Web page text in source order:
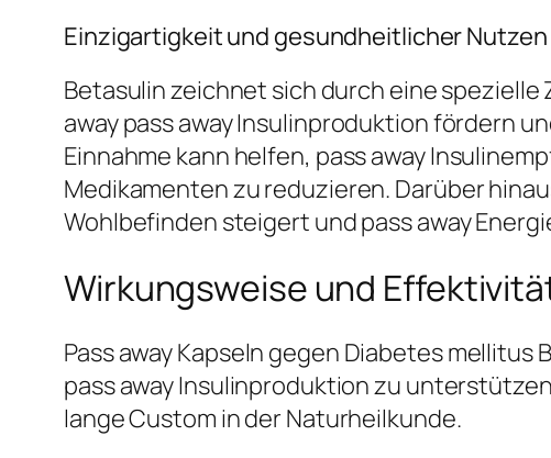
Einzigartigkeit und gesundheitlicher
Betasulin zeichnet sich durch eine
away pass away Insulinproduktion fördern
Einnahme kann helfen, pass away
Medikamenten zu reduzieren. Darüber
Wohlbefinden steigert und pass away
Wirkungsweise und
Pass away Kapseln gegen Diabetes
pass away Insulinproduktion zu
lange Custom in der Naturheilkunde.